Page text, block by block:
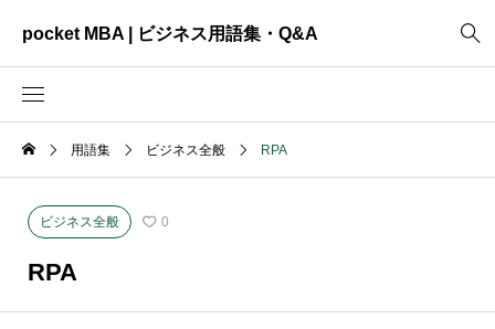
pocket MBA | ビジネス用語集・Q&A
ビジネス全般
資料作成
用語集 ビジネス全般 RPA
ビジネス全般 0
RPA